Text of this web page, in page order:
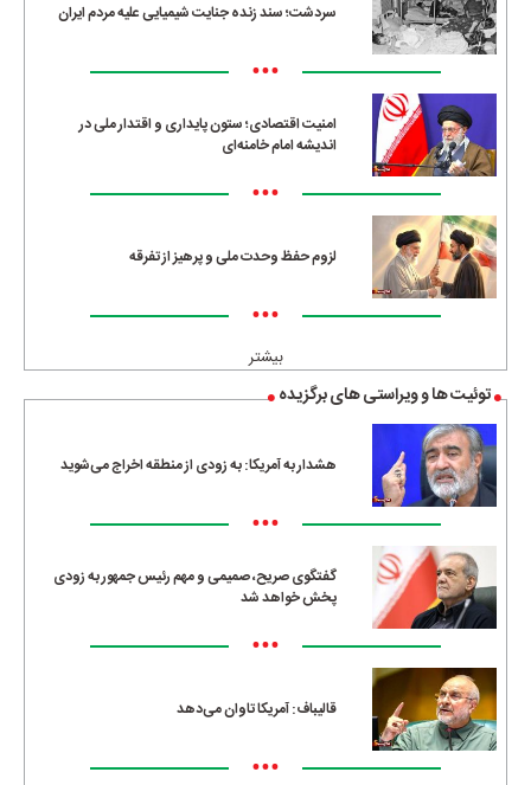
سردشت؛ سند زنده جنایت شیمیایی علیه مردم ایران
•••
امنیت اقتصادی؛ ستون پایداری و اقتدار ملی در
اندیشه امام خامنه‌ای
•••
لزوم حفظ وحدت ملی و پرهیز از تفرقه
•••
بیشتر
توئیت ها و ویراستی های برگزیده
هشدار به آمریکا: به زودی از منطقه اخراج می‌شوید
•••
گفتگوی صریح، صمیمی و مهم رئیس جمهور به زودی
پخش خواهد شد
•••
قالیباف: آمریکا تاوان می‌دهد
•••